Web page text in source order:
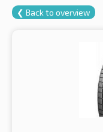
❮ Back to overview